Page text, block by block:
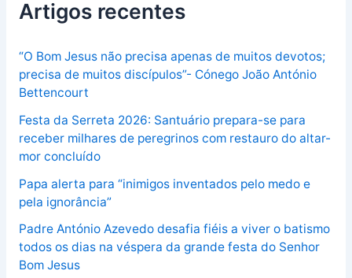
Artigos recentes
“O Bom Jesus não precisa apenas de muitos devotos;
precisa de muitos discípulos”- Cónego João António
Bettencourt
Festa da Serreta 2026: Santuário prepara-se para
receber milhares de peregrinos com restauro do altar-
mor concluído
Papa alerta para “inimigos inventados pelo medo e
pela ignorância”
Padre António Azevedo desafia fiéis a viver o batismo
todos os dias na véspera da grande festa do Senhor
Bom Jesus